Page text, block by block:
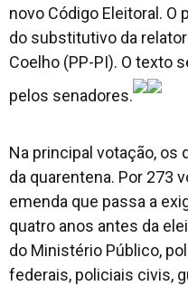
novo Código Eleitoral.
do substitutivo da
Coelho (PP-PI). O texto
pelos senadores.
Na principal votação, os
da quarentena. Por 273
emenda que passa a
quatro anos antes da
do Ministério Público,
federais, policiais civis,